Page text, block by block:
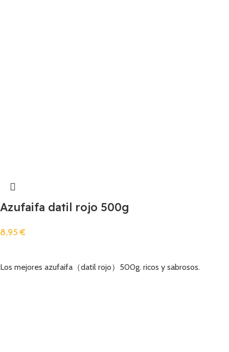
Azufaifa datil rojo 500g
8,95€
Los mejores azufaifa（datil rojo）500g. ricos y sabrosos.